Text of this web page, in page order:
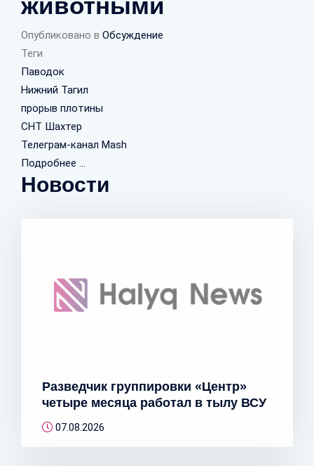
Опубликовано в Обсуждение
Теги
Паводок
Нижний Тагил
прорыв плотины
СНТ Шахтер
Телеграм-канал Mash
Подробнее ...
Новости
Разведчик группировки «Центр»
четыре месяца работал в тылу ВСУ
07.08.2026